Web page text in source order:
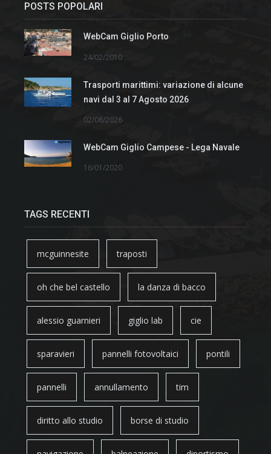
POSTS POPOLARI
WebCam Giglio Porto
24/02/2010
Trasporti marittimi: variazione di alcune
navi dal 3 al 7 Agosto 2026
02/08/2026
WebCam Giglio Campese - Lega Navale
16/01/2020
TAGS RECENTI
mcguinnesite traposti
oh che bel castello la danza di bacco
alessio guarnieri giglio lab cie
sparavieri pannelli fotovoltaici pontili
pannelli annullamento tim
diritto allo studio borse di studio